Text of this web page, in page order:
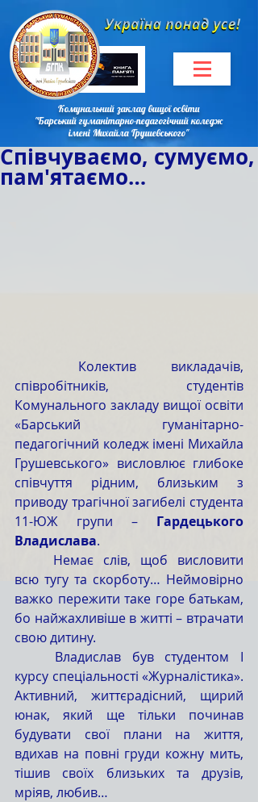
Комунальний заклад вищої освіти
"Барський гуманітарно-педагогічний коледж
імені Михайла Грушевського"
Співчуваємо, сумуємо,
пам'ятаємо…
співробітників, студентів
Комунального закладу вищої освіти
«Барський гуманітарно-
педагогічний коледж імені Михайла
Грушевського» висловлює глибоке
співчуття рідним, близьким з
приводу трагічної загибелі студента
11-ЮЖ групи – Гардецького
Владислава.
всю тугу та скорботу… Неймовірно
важко пережити таке горе батькам,
бо найжахливіше в житті – втрачати
свою дитину.
курсу спеціальності «Журналістика».
Активний, життєрадісний, щирий
юнак, який ще тільки починав
будувати свої плани на життя,
вдихав на повні груди кожну мить,
тішив своїх близьких та друзів,
мріяв, любив…